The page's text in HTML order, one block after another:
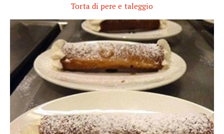
Torta di pere e taleggio